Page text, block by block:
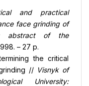
and practical
face grinding of
abstract of the
– 27 p.
the critical
// Visnyk of
University: